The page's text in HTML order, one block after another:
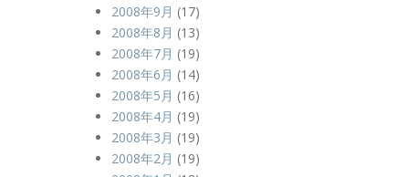
2008年9月 (17)
2008年8月 (13)
2008年7月 (19)
2008年6月 (14)
2008年5月 (16)
2008年4月 (19)
2008年3月 (19)
2008年2月 (19)